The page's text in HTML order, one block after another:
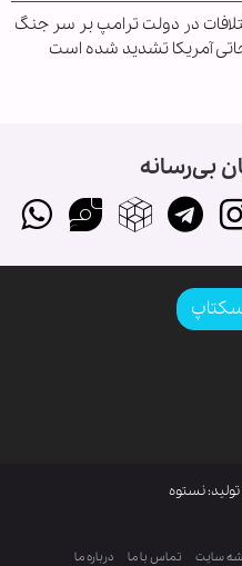
در دولت ترامپ بر سر جنگ
آمریکا تشدید شده است
بی‌رسانه
نستوه
سایت تماس با ما درباره ما